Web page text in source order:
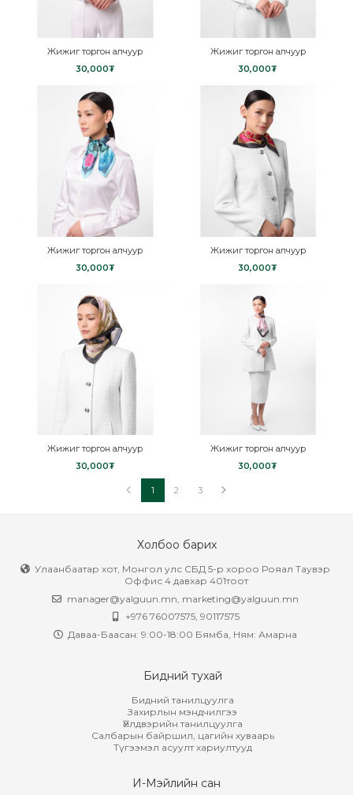
Жижиг торгон алчуур
30,000₮
Жижиг торгон алчуур
30,000₮
Жижиг торгон алчуур
30,000₮
Жижиг торгон алчуур
30,000₮
Жижиг торгон алчуур
30,000₮
Жижиг торгон алчуур
30,000₮
1 2 3
Холбоо барих
Улаанбаатар хот, Монгол улс СБД 5-р хороо Рояал Таувэр
Оффис 4 давхар 401тоот
manager@yalguun.mn marketing@yalguun.mn
+976 76007575, 90117575
Даваа-Баасан: 9:00-18:00 Бямба, Ням: Амарна
Бидний тухай
Бидний танилцуулга
Захирлын мэндчилгээ
Үйлдвэрийн танилцуулга
Салбарын байршил, цагийн хуваарь
Түгээмэл асуулт хариултууд
И-Мэйлийн сан